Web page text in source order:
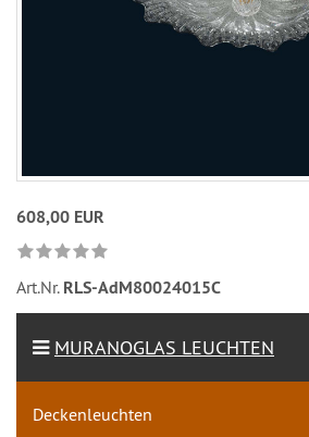
608,00 EUR
Art.Nr. RLS-AdM80024015C
MURANOGLAS LEUCHTEN
Deckenleuchten